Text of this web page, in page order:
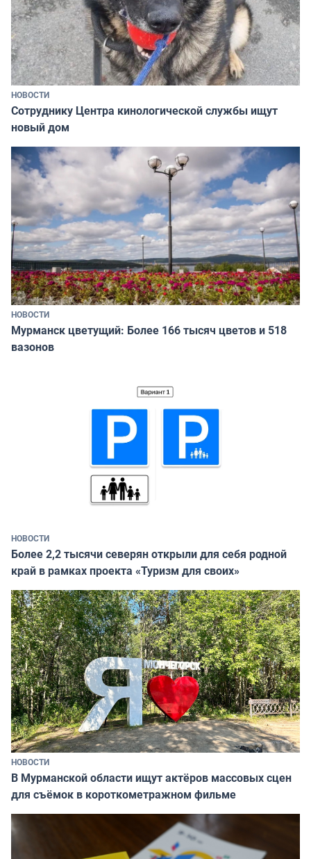
НОВОСТИ
Сотруднику Центра кинологической службы ищут
новый дом
НОВОСТИ
Мурманск цветущий: Более 166 тысяч цветов и 518
вазонов
НОВОСТИ
Более 2,2 тысячи северян открыли для себя родной
край в рамках проекта «Туризм для своих»
НОВОСТИ
В Мурманской области ищут актёров массовых сцен
для съёмок в короткометражном фильме